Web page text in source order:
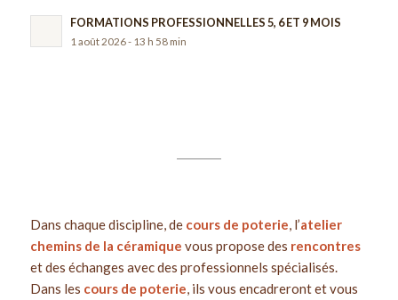
FORMATIONS PROFESSIONNELLES 5, 6 ET 9 MOIS
1 août 2026 - 13 h 58 min
Dans chaque discipline, de cours de poterie, l’atelier
chemins de la céramique vous propose des rencontres
et des échanges avec des professionnels spécialisés.
Dans les cours de poterie, ils vous encadreront et vous